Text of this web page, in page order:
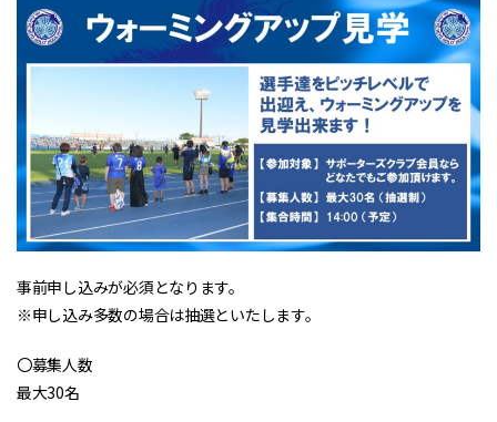
事前申し込みが必須となります。
※申し込み多数の場合は抽選といたします。
〇募集人数
最大30名